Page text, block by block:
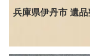
兵庫県伊丹市 遺